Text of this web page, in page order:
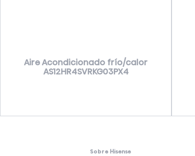
Aire Acondicionado frío/calor
AS12HR4SVRKG03PX4
Sobre Hisense